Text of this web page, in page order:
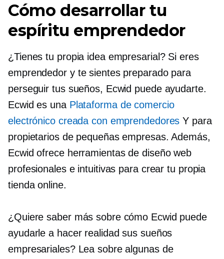
Cómo desarrollar tu
espíritu emprendedor
¿Tienes tu propia idea empresarial? Si eres
emprendedor y te sientes preparado para
perseguir tus sueños, Ecwid puede ayudarte.
Ecwid es una Plataforma de comercio
electrónico creada con emprendedores Y para
propietarios de pequeñas empresas. Además,
Ecwid ofrece herramientas de diseño web
profesionales e intuitivas para crear tu propia
tienda online.
¿Quiere saber más sobre cómo Ecwid puede
ayudarle a hacer realidad sus sueños
empresariales? Lea sobre algunas de